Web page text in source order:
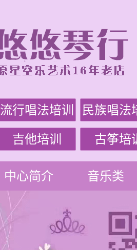
流行唱法培训 民族唱法
吉他培训 古筝培
中心简介 音乐类